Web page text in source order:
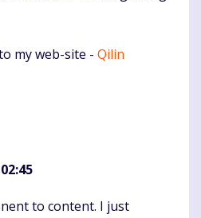
my web-site - Qilin
to content. I just